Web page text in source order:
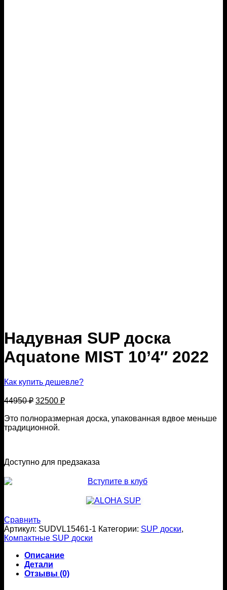
Надувная SUP доска
Aquatone MIST 10’4″ 2022
Как купить дешевле?
44950₽ Первоначальная
составляла
44950 ₽.
32500 ₽Текущая
32500 ₽.
Это полноразмерная доска, упакованная вдвое меньше
традиционной.
Доступно для предзаказа
Сравнить
Артикул: SUDVL15461-1 Категории: SUP доски,
Компактные SUP доски
Описание
Детали
Отзывы (0)